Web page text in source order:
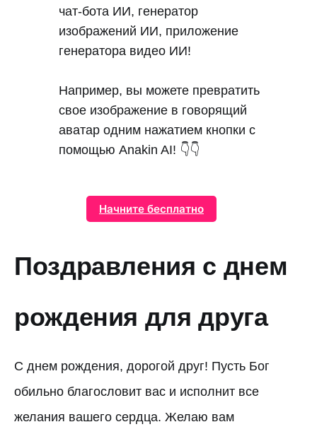
чат-бота ИИ, генератор
изображений ИИ, приложение
генератора видео ИИ!
Например, вы можете превратить
свое изображение в говорящий
аватар одним нажатием кнопки с
помощью Anakin AI! 👇👇
Начните бесплатно
Поздравления с днем
рождения для друга
С днем рождения, дорогой друг! Пусть Бог
обильно благословит вас и исполнит все
желания вашего сердца. Желаю вам